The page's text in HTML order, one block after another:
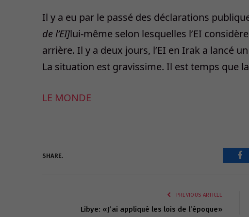
Il y a eu par le passé des déclarations
de l’EI]lui-même selon lesquelles l’EI
arrière. Il y a deux jours, l’EI en Irak a lancé
La situation est gravissime. Il est temps que
LE MONDE
SHARE.
PREVIOUS ARTICLE
Libye: «J’ai appliqué les lois de l’époque»